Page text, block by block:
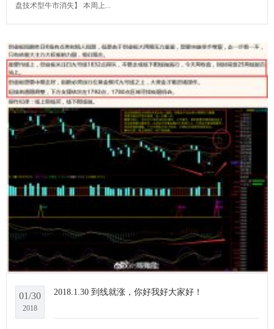
盘技术型牛市消失】 本周上...
01/30
2018
2018.1.30 到线就涨，你好我好大家好！